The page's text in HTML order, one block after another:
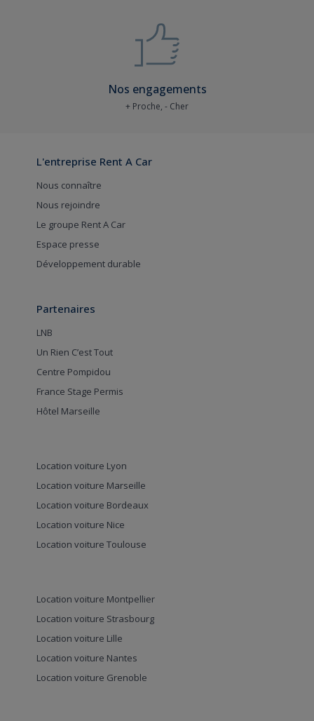
Nos engagements
+ Proche, - Cher
L'entreprise Rent A Car
Nous connaître
Nous rejoindre
Le groupe Rent A Car
Espace presse
Développement durable
Partenaires
LNB
Un Rien C’est Tout
Centre Pompidou
France Stage Permis
Hôtel Marseille
Location voiture Lyon
Location voiture Marseille
Location voiture Bordeaux
Location voiture Nice
Location voiture Toulouse
Location voiture Montpellier
Location voiture Strasbourg
Location voiture Lille
Location voiture Nantes
Location voiture Grenoble